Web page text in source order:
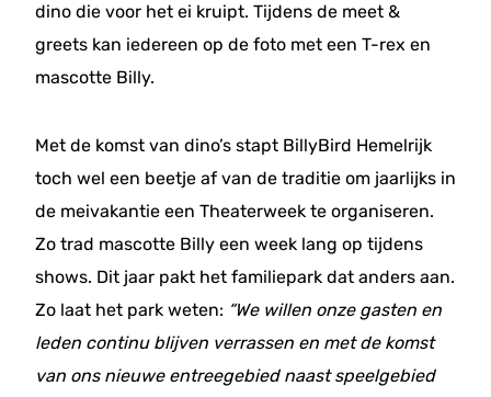
dino die voor het ei kruipt. Tijdens de meet &
greets kan iedereen op de foto met een T-rex en
mascotte Billy.
Met de komst van dino’s stapt BillyBird Hemelrijk
toch wel een beetje af van de traditie om jaarlijks in
de meivakantie een Theaterweek te organiseren.
Zo trad mascotte Billy een week lang op tijdens
shows. Dit jaar pakt het familiepark dat anders aan.
Zo laat het park weten: “We willen onze gasten en
leden continu blijven verrassen en met de komst
van ons nieuwe entreegebied naast speelgebied